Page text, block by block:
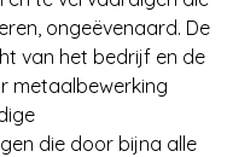
ongeëvenaard. De
van het bedrijf en de
metaalbewerking
die door bijna alle